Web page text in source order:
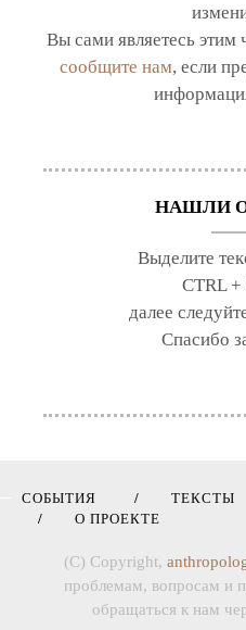
Вы сами являетесь этим
сообщите нам, если
НАШЛИ
Выделите
CTRL +
далее
Спасибо
СОБЫТИЯ ТЕКСТЫ
О ПРОЕКТЕ
(C) Copyright,
проблемам, вопросам и
обращаться к нам